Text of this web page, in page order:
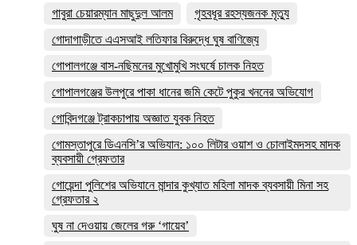
গাবুরা চেয়ারম্যান মাছুদুল আলম
গৃহবধূর রহস্যজনক মৃত্যু
গোদাগাড়ীতে এএসআই লতিফার বিরুদ্ধে ঘুষ বাণিজ্যে
গোপালগঞ্জে বাস-নছিমনের মুখোমুখি সংঘর্ষে চালক নিহত
গোপালগঞ্জের উলপুরে পাকা ধানের জমি কেটে পুকুর খননের অভিযোগ
গোবিন্দগঞ্জে ট্রাকচাপায় অজ্ঞাত যুবক নিহত
গোমস্তাপুরে ডিএনসি’র অভিযান: ১০০ লিটার ওয়াশ ও চোলাইমদসহ মাদক
ব্যবসায়ী গ্রেফতার
গোয়েন্দা পুলিশের অভিযানে মান্দার কুখ্যাত মহিলা মাদক ব্যবসায়ী মিনা সহ
গ্রেফতার ২
ঘুষ না দেওয়ায় জেলের গরু ‘গায়েব’